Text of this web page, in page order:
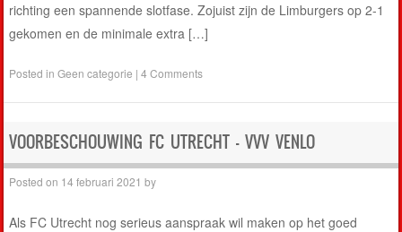
richting een spannende slotfase. Zojuist zijn de Limburgers op 2-1
gekomen en de minimale extra […]
Posted inGeen categorie |4 Comments
VOORBESCHOUWING FC UTRECHT – VVV VENLO
Posted on 14 februari 2021 by
Als FC Utrecht nog serieus aanspraak wil maken op het goed